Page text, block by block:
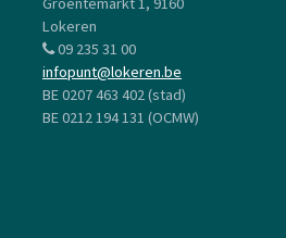
Lokeren
09 235 31 00
infopunt@lokeren.be
BE 0207 463 402 (stad)
BE 0212 194 131 (OCMW)